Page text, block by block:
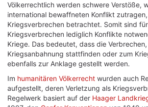
Völkerrechtlich werden schwere Verstöße,
international bewaffneten Konflikt
Kriegsverbrechen betrachtet. Somit sind
Kriegsverbrechen lediglich Konflikte
Kriege. Das bedeutet, dass die
Kriegsanbahnung stattfinden oder zum
ebenfalls zur Anklage gestellt werden.
Im humanitären Völkerrecht wurden auch
aufgestellt, deren Verletzung als
Regelwerk basiert auf der Haager